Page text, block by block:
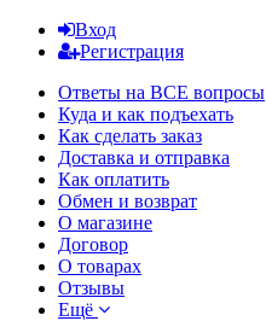
Вход
Регистрация
Ответы на ВСЕ вопросы
Куда и как подъехать
Как сделать заказ
Доставка и отправка
Как оплатить
Обмен и возврат
О магазине
Договор
О товарах
Отзывы
Ещё